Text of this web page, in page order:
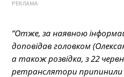
РЕКЛАМА
“Отже, за наявною
доповідав головком
а також розвідка, з 22
ретранслятори